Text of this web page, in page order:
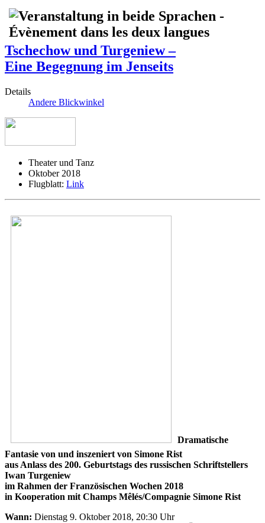
Tschechow und Turgeniew –
Eine Begegnung im Jenseits
Details
Andere Blickwinkel
Theater und Tanz
Oktober 2018
Flugblatt: Link
Dramatische
Fantasie von und inszeniert von Simone Rist
aus Anlass des 200. Geburtstags des russischen Schriftstellers
Iwan Turgeniew
im Rahmen der Französischen Wochen 2018
in Kooperation mit Champs Mêlés/Compagnie Simone Rist
Wann: Dienstag 9. Oktober 2018, 20:30 Uhr